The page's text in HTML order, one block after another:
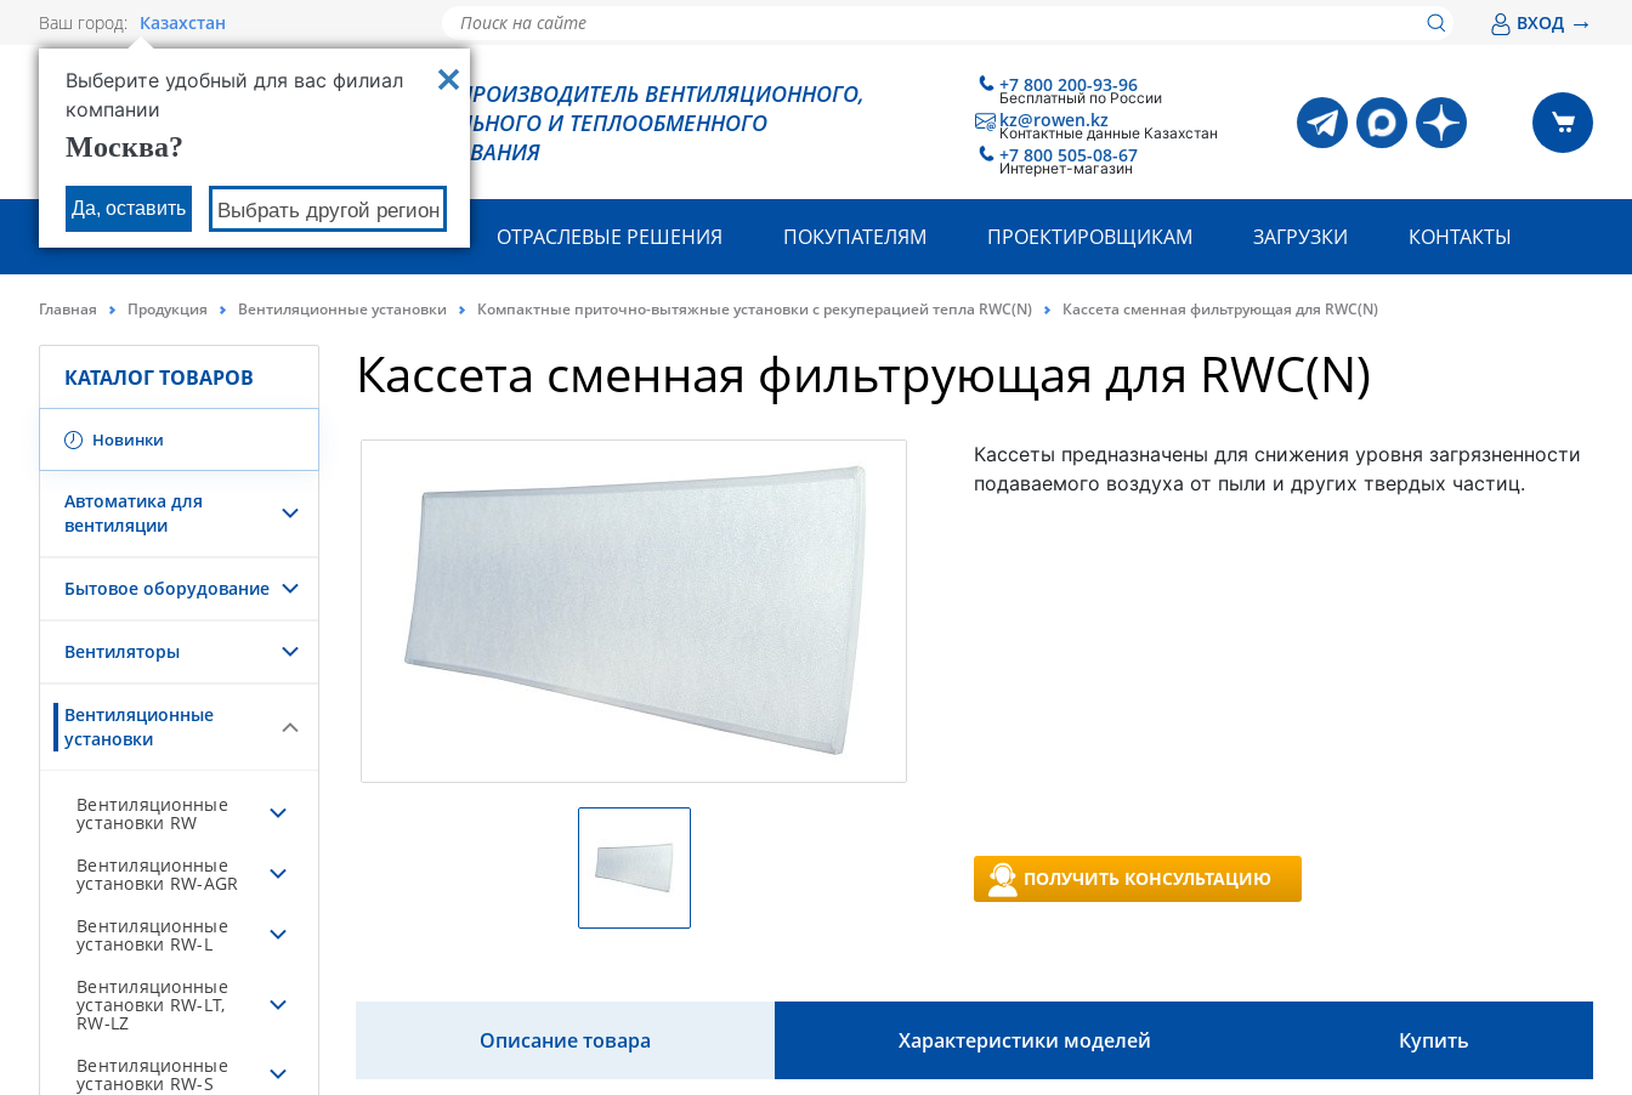
Ваш город: Казахстан
Выберите удобный для вас филиал
компании
Москва?
Да, оставить Выбрать другой регион
ВХОД →
РОВЕН - ПРОИЗВОДИТЕЛЬ ВЕНТИЛЯЦИОННОГО,
ХОЛОДИЛЬНОГО И ТЕПЛООБМЕННОГО
ОБОРУДОВАНИЯ
+7 800 200-93-96
Бесплатный по России
+7 800 505-08-67
Интернет-магазин
kz@rowen.kz
Контактные данные Казахстан
О КОМПАНИИ ПРОДУКЦИЯ ОТРАСЛЕВЫЕ РЕШЕНИЯ ПОКУПАТЕЛЯМ ПРОЕКТИРОВЩИКАМ ЗАГРУЗКИ КОНТАКТЫ
Главная Продукция Вентиляционные установки Компактные приточно-вытяжные установки с рекуперацией тепла RWC(N) Кассета сменная фильтрующая для RWC(N)
КАТАЛОГ ТОВАРОВ
Новинки
Автоматика для
вентиляции
Бытовое оборудование
Вентиляторы
Вентиляционные
установки
Вентиляционные
установки RW
Вентиляционные
установки RW-AGR
Вентиляционные
установки RW-L
Вентиляционные
установки RW-LT,
RW-LZ
Вентиляционные
установки RW-S
Кассета сменная фильтрующая для RWC(N)
Кассеты предназначены для снижения уровня загрязненности
подаваемого воздуха от пыли и других твердых частиц.
ПОЛУЧИТЬ КОНСУЛЬТАЦИЮ
Описание товара Характеристики моделей Купить